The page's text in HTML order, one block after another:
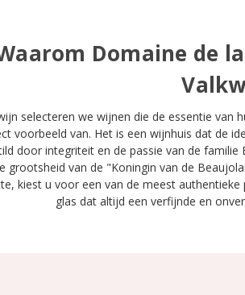
Domaine de
selecteren we wijnen die de essentie van
voorbeeld van. Het is een wijnhuis dat de
door integriteit en de passie van de
grootsheid van de "Koningin van de
kiest u voor een van de meest
glas dat altijd een verfijnde en